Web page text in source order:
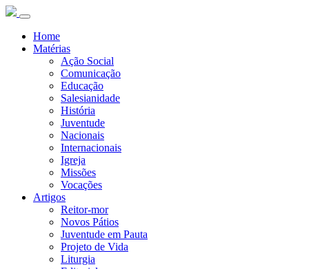
Home
Matérias
Ação Social
Comunicação
Educação
Salesianidade
História
Juventude
Nacionais
Internacionais
Igreja
Missões
Vocações
Artigos
Reitor-mor
Novos Pátios
Juventude em Pauta
Projeto de Vida
Liturgia